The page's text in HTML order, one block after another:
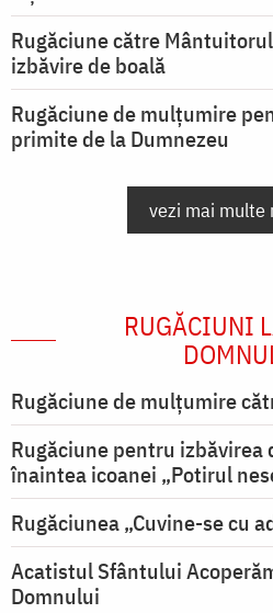
Rugăciune către
izbăvire de boală
Rugăciune de mulțumire
primite de la Dumnezeu
vezi mai multe
RUGĂCIUNI
Rugăciune de mulţumire
Rugăciune pentru izbăvirea
înaintea icoanei „Potirul
Rugăciunea „Cuvine-se cu
Acatistul Sfântului
Domnului